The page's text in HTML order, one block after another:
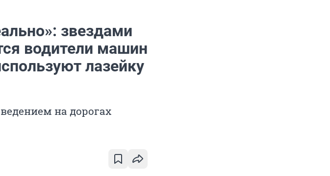
звездами
водители машин
лазейку
на дорогах